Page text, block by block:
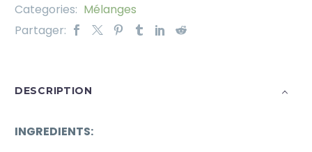
Categories: Mélanges
Partager:
DESCRIPTION
INGREDIENTS: